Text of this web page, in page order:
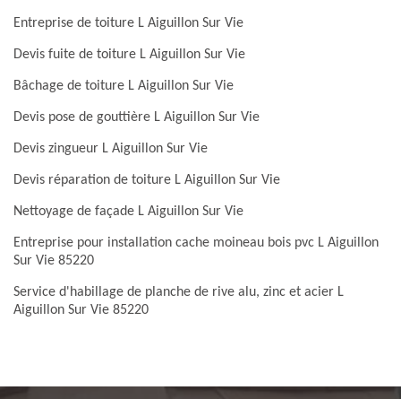
Entreprise de toiture L Aiguillon Sur Vie
Devis fuite de toiture L Aiguillon Sur Vie
Bâchage de toiture L Aiguillon Sur Vie
Devis pose de gouttière L Aiguillon Sur Vie
Devis zingueur L Aiguillon Sur Vie
Devis réparation de toiture L Aiguillon Sur Vie
Nettoyage de façade L Aiguillon Sur Vie
Entreprise pour installation cache moineau bois pvc L Aiguillon
Sur Vie 85220
Service d'habillage de planche de rive alu, zinc et acier L
Aiguillon Sur Vie 85220